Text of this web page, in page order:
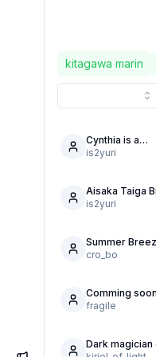
kitagawa marin
21
Cynthia is a
Dreamer
is2yuri
24
Aisaka Taiga
is2yuri
Summer
cro_bo
Comming soon
fragile
Dark magician